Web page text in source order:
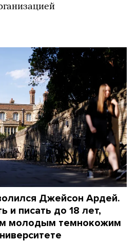
Джейсон Ардей.
и писать до 18 лет,
молодым темнокожим